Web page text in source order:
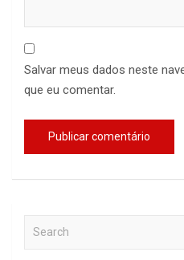
Salvar meus dados neste
que eu comentar.